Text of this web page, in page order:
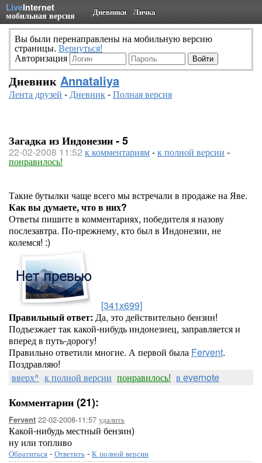
LiveInternet
мобильная версия Дневники Личка
Вы были перенаправлены на мобильную версию
страницы. Вернуться!
Авторизация
Дневник Annataliya
Лента друзей -Дневник-Полная версия
Загадка из Индонезии - 5
22-02-2008 11:52 к комментариям-к полной версии -
понравилось!
Такие бутылки чаще всего мы встречали в продаже на Яве.
Как вы думаете, что в них?
Ответы пишите в комментариях, победителя я назову
послезавтра. По-прежнему, кто был в Индонезии, не
колемся! :)
[341x699]
Правильный ответ: Да, это действительно бензин!
Подъезжает так какой-нибудь индонезиец, заправляется и
вперед в путь-дорогу!
Правильно ответили многие. А первой была Fervent.
Поздравляю!
вверх^ к полной версии понравилось! в evernote
Комментарии (21):
Fervent 22-02-2008-11:57 удалить
Какой-нибудь местный бензин)
ну или топливо
Обратиться - Ответить - К полной версии